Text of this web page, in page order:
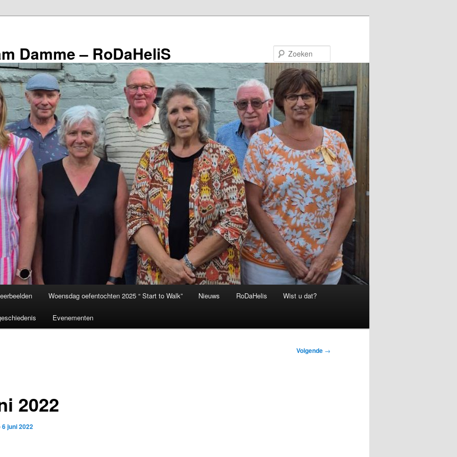
Damme – RoDaHeliS
Woensdag oefentochten 2025 “ Start to Walk” Nieuws RoDaHelis Wist u dat?
Evenementen
Volgende →
2022
6 juni 2022